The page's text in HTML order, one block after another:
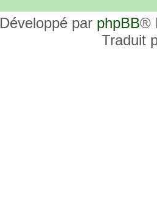
Développé par phpBB®
Traduit